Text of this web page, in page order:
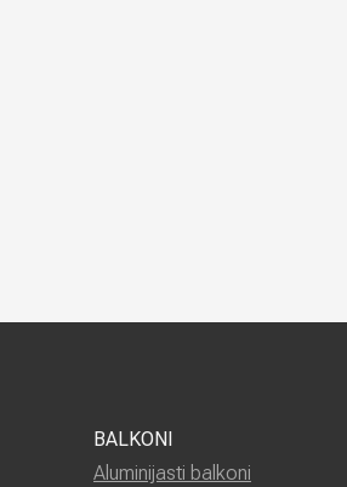
BALKONI
Aluminijasti balkoni